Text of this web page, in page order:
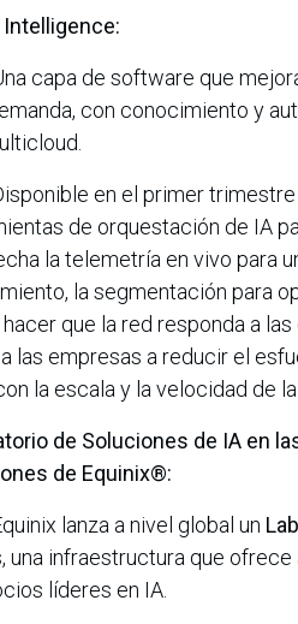
Intelligence:
capa de software que
con conocimiento y
en el primer trimestre
de orquestación de IA
la telemetría en vivo para
la segmentación para
hacer que la red responda a
las empresas a reducir el
la escala y la velocidad de la
de Soluciones de IA en
de Equinix®:
lanza a nivel global un
una infraestructura que
líderes en IA.